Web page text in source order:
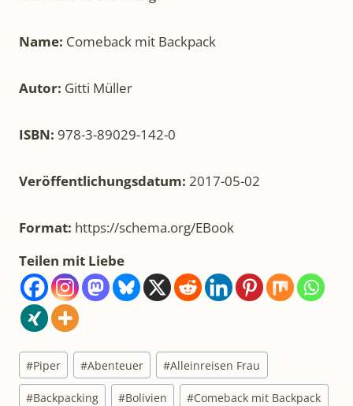
Name: Comeback mit Backpack
Autor: Gitti Müller
ISBN: 978-3-89029-142-0
Veröffentlichungsdatum: 2017-05-02
Format: https://schema.org/EBook
Teilen mit Liebe
Schlagworte:
#Piper #Abenteuer #Alleinreisen Frau
#Backpacking #Bolivien #Comeback mit Backpack